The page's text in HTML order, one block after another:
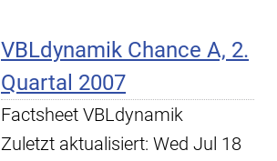
VBLdynamik Chance A, 2.
Quartal 2007
Factsheet VBLdynamik
Zuletzt aktualisiert: Wed Jul 18